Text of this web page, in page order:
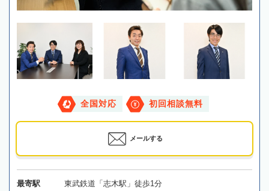
全国対応 初回相談無料
メールする
最寄駅 東武鉄道「志木駅」徒歩1分